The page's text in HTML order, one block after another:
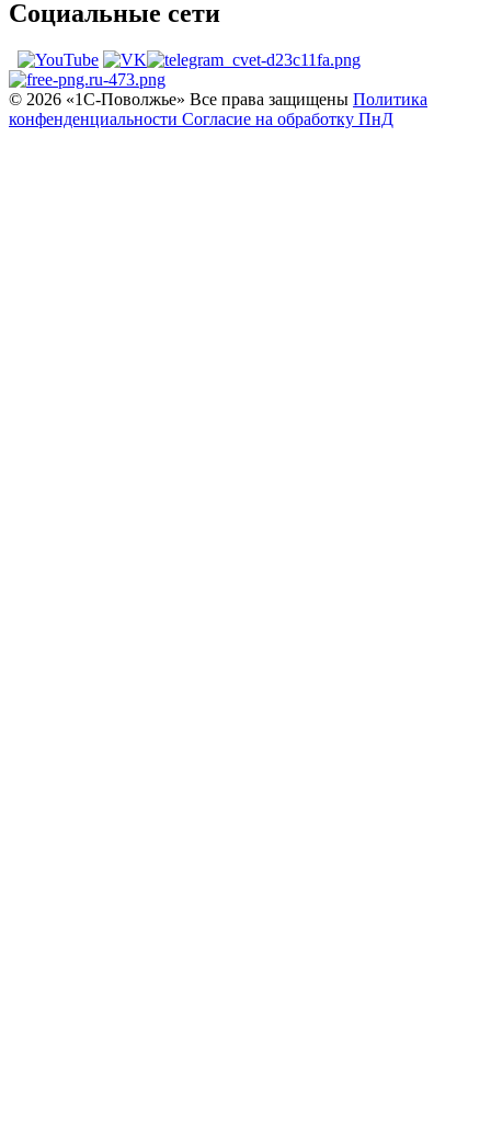
Социальные сети
© 2026 «1С‑Поволжье» Все права защищены Политика
конфенденциальности Согласие на обработку ПнД